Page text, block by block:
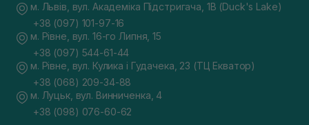
м. Львів, вул. Академіка Підстригача, 1В (Duck's Lake)
+38 (097) 101-97-16
м. Рівне, вул. 16-го Липня, 15
+38 (097) 544-61-44
м. Рівне, вул. Кулика і Гудачека, 23 (ТЦ Екватор)
+38 (068) 209-34-88
м. Луцьк, вул. Винниченка, 4
+38 (098) 076-60-62